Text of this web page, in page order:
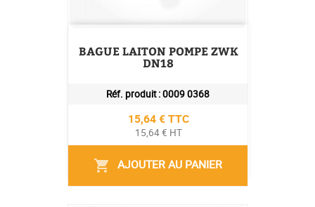
BAGUE LAITON POMPE ZWK
DN18
Réf. produit :0009 0368
Prix
15,64 € TTC
15,64 € HT
shopping_cart AJOUTER AU PANIER